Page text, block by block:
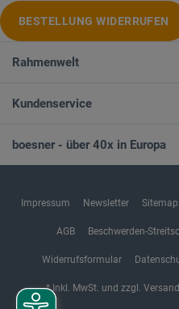
BESTELLUNG WIDERRUFEN
Rahmenwelt
Kundenservice
boesner - über 40x in Europa
Impressum Newsletter Sitemap
AGB Beschwerden-
Widerrufsformular
* Inkl. MwSt. und zzgl.